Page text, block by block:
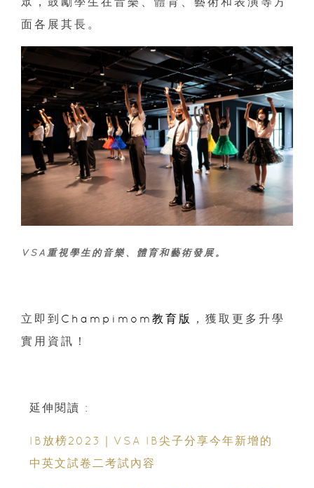
面各展其長。
VSA重視學生的音樂、體育和藝術發展。
立即到 Champimom教育版
，獲取更多升學
實用資訊！
延伸閱讀 :
IB放榜2023｜VSA IB尖子分享今年新增的
中英文試卷二考試內容